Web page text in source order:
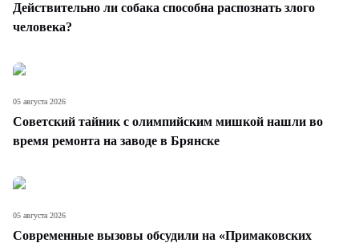
Действительно ли собака способна распознать злого
человека?
Советский тайник с олимпийским мишкой нашли во
время ремонта на заводе в Брянске
05 августа 2026
Современные вызовы обсудили на «Примаковских
05 августа 2026